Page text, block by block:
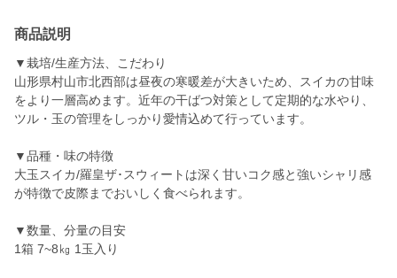
商品説明
▼栽培/生産方法、こだわり
山形県村山市北西部は昼夜の寒暖差が大きいため、スイカの甘味
をより一層高めます。近年の干ばつ対策として定期的な水やり、
ツル・玉の管理をしっかり愛情込めて行っています。
▼品種・味の特徴
大玉スイカ/羅皇ザ･スウィートは深く甘いコク感と強いシャリ感
が特徴で皮際までおいしく食べられます。
▼数量、分量の目安
1箱 7~8㎏ 1玉入り